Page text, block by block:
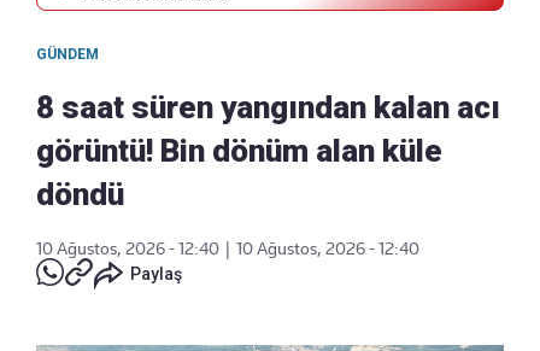
GÜNDEM
8 saat süren yangından kalan acı
görüntü! Bin dönüm alan küle
döndü
10 Ağustos, 2026 - 12:40
10 Ağustos, 2026 - 12:40
Paylaş